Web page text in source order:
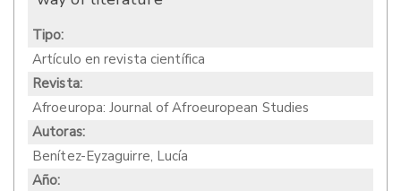
Tipo:
Artículo en revista científica
Revista:
Afroeuropa: Journal of Afroeuropean Studies
Autoras:
Benítez-Eyzaguirre, Lucía
Año: